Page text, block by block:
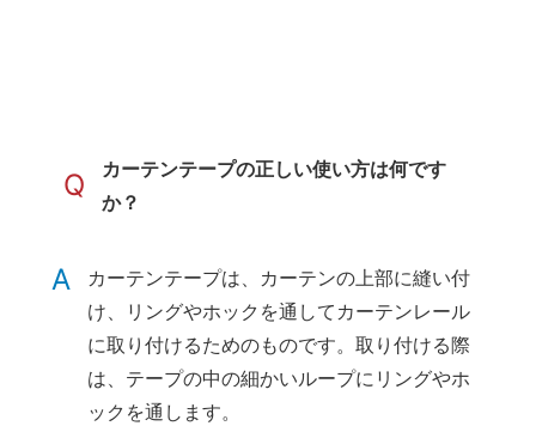
Q
カーテンテープの正しい使い方は何です
か？
A
カーテンテープは、カーテンの上部に縫い付
け、リングやホックを通してカーテンレール
に取り付けるためのものです。取り付ける際
は、テープの中の細かいループにリングやホ
ックを通します。